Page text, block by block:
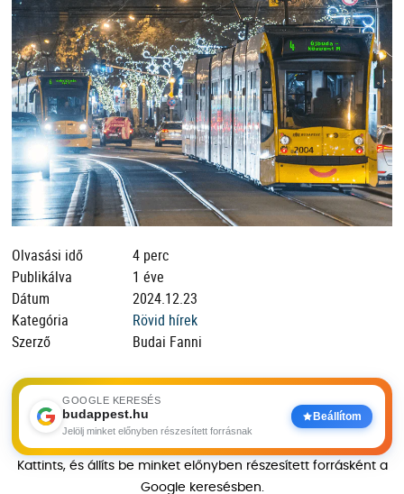
Olvasási idő
4 perc
Publikálva
1 éve
Dátum
2024.12.23
Kategória
Rövid hírek
Szerző
Budai Fanni
GOOGLE KERESÉS
budappest.hu
Jelölj minket előnyben részesített forrásnak
Beállítom
Kattints, és állíts be minket előnyben részesített forrásként a
Google keresésben.